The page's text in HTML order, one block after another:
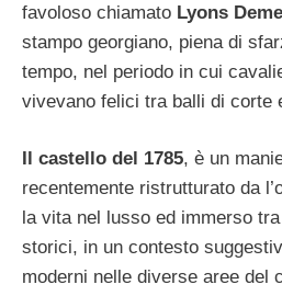
favoloso chiamato Lyons
stampo georgiano, piena di
tempo, nel periodo in cui
vivevano felici tra balli di corte
Il castello del 1785, è un
recentemente ristrutturato da
la vita nel lusso ed immerso
storici, in un contesto
moderni nelle diverse aree del